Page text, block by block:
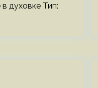
духовке Тип: